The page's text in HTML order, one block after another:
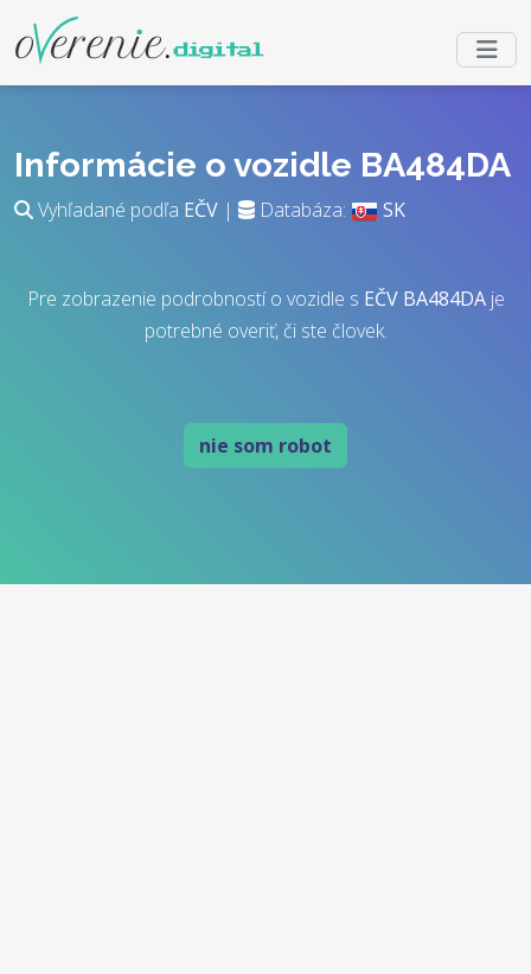
Informácie o vozidle BA484DA
Vyhľadané podľa EČV | Databáza: SK
Pre zobrazenie podrobností o vozidle s EČV BA484DAje
potrebné overiť, či ste človek.
nie som robot